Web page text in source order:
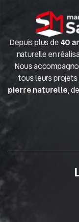
Depuis plus de 40
naturelle en
Nous
tous leurs projets
pierre naturelle,